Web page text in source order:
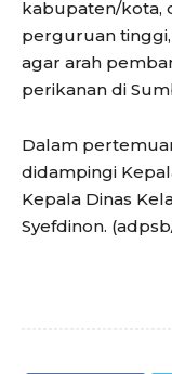
kabupaten/kota,
perguruan
agar arah
perikanan di
Dalam
didampingi
Kepala Dinas
Syefdinon.